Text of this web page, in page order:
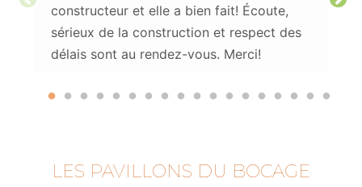
constructeur et elle a bien fait! Écoute,
sérieux de la construction et respect des
délais sont au rendez-vous. Merci!
LES PAVILLONS DU BOCAGE